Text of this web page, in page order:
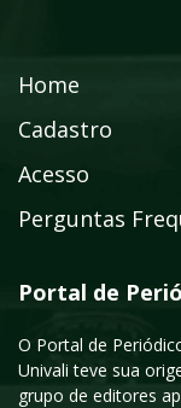
Home
Cadastro
Acesso
Perguntas
Portal de
O Portal de
Univali teve sua
grupo de editores